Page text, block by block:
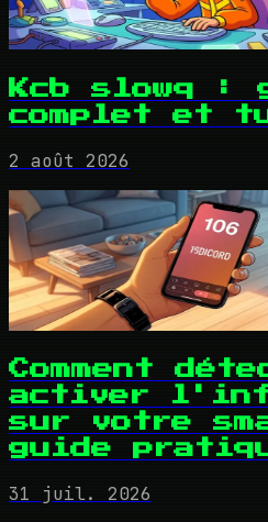
Kcb slowq :
complet et
2 août 2026
Comment
activer
sur votre
guide
31 juil. 2026